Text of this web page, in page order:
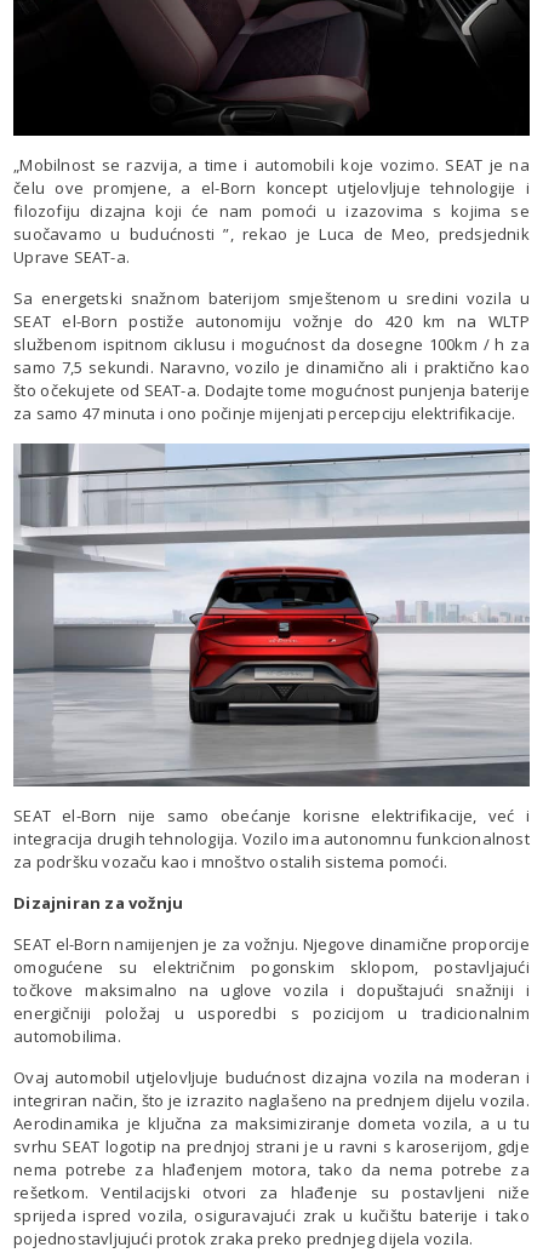
„Mobilnost se razvija, a time i automobili koje vozimo. SEAT je na
čelu ove promjene, a el-Born koncept utjelovljuje tehnologije i
filozofiju dizajna koji će nam pomoći u izazovima s kojima se
suočavamo u budućnosti ”, rekao je Luca de Meo, predsjednik
Uprave SEAT-a.
Sa energetski snažnom baterijom smještenom u sredini vozila u
SEAT el-Born postiže autonomiju vožnje do 420 km na WLTP
službenom ispitnom ciklusu i mogućnost da dosegne 100km / h za
samo 7,5 sekundi. Naravno, vozilo je dinamično ali i praktično kao
što očekujete od SEAT-a. Dodajte tome mogućnost punjenja baterije
za samo 47 minuta i ono počinje mijenjati percepciju elektrifikacije.
SEAT el-Born nije samo obećanje korisne elektrifikacije, već i
integracija drugih tehnologija. Vozilo ima autonomnu funkcionalnost
za podršku vozaču kao i mnoštvo ostalih sistema pomoći.
Dizajniran za vožnju
SEAT el-Born namijenjen je za vožnju. Njegove dinamične proporcije
omogućene su električnim pogonskim sklopom, postavljajući
točkove maksimalno na uglove vozila i dopuštajući snažniji i
energičniji položaj u usporedbi s pozicijom u tradicionalnim
automobilima.
Ovaj automobil utjelovljuje budućnost dizajna vozila na moderan i
integriran način, što je izrazito naglašeno na prednjem dijelu vozila.
Aerodinamika je ključna za maksimiziranje dometa vozila, a u tu
svrhu SEAT logotip na prednjoj strani je u ravni s karoserijom, gdje
nema potrebe za hlađenjem motora, tako da nema potrebe za
rešetkom. Ventilacijski otvori za hlađenje su postavljeni niže
sprijeda ispred vozila, osiguravajući zrak u kučištu baterije i tako
pojednostavljujući protok zraka preko prednjeg dijela vozila.